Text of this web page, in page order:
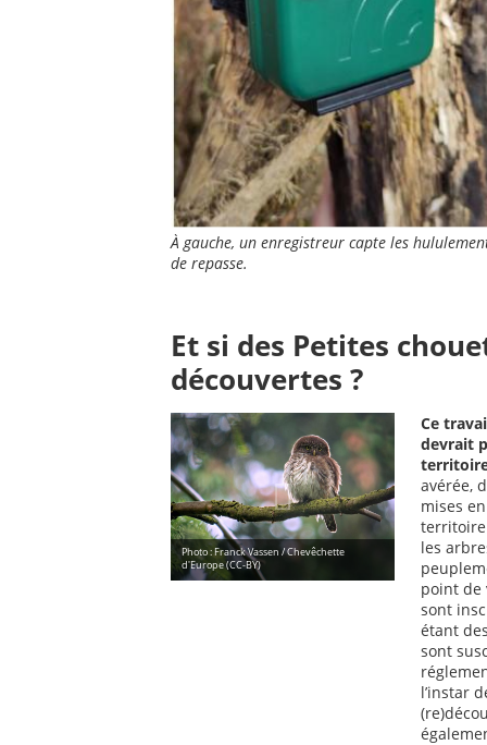
À gauche, un enregistreur capte les
de repasse.
Et si des Petites
découvertes ?
Photo : Franck Vassen / Chevêchette
d'Europe (CC-BY)
Ce
devrait
avérée,
mises
les
point de
sont
étant
sont
l’instar